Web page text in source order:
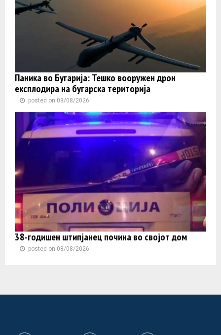
Паника во Бугарија: Тешко вооружен дрон
експлодира на бугарска територија
posted on 08/08/2026
38-годишен штипјанец почина во својот дом
posted on 08/08/2026